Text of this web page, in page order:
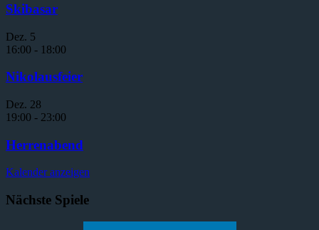
Skibasar
Dez. 5
16:00 - 18:00
Nikolausfeier
Dez. 28
19:00 - 23:00
Herrenabend
Kalender anzeigen
Nächste Spiele